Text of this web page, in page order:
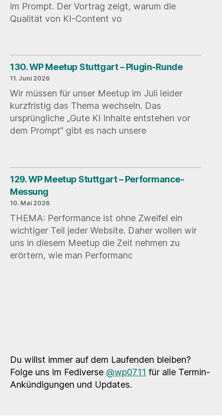
im Prompt. Der Vortrag zeigt, warum die
Qualität von KI-Content vo
130. WP Meetup Stuttgart – Plugin-Runde
11. Juni 2026
Wir müssen für unser Meetup im Juli leider
kurzfristig das Thema wechseln. Das
ursprüngliche „Gute KI Inhalte entstehen vor
dem Prompt“ gibt es nach unsere
129. WP Meetup Stuttgart – Performance-
Messung
10. Mai 2026
THEMA: Performance ist ohne Zweifel ein
wichtiger Teil jeder Website. Daher wollen wir
uns in diesem Meetup die Zeit nehmen zu
erörtern, wie man Performanc
Du willst immer auf dem Laufenden bleiben?
Folge uns im Fediverse @wp0711 für alle Termin-
Ankündigungen und Updates.